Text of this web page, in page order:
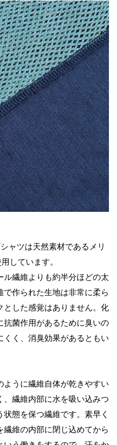
ャツは天然素材であるメリ
しています。
繊維よりも約半分ほどの太
作られた生地は非常に柔ら
した感覚はありません。化
菌作用があるために臭いの
くく、消臭効果があるともい
うに繊維自体が乾きやすい
繊維内部に水を吸い込みつ
態を保つ繊維です。素早く
維の内部に閉じ込めてから